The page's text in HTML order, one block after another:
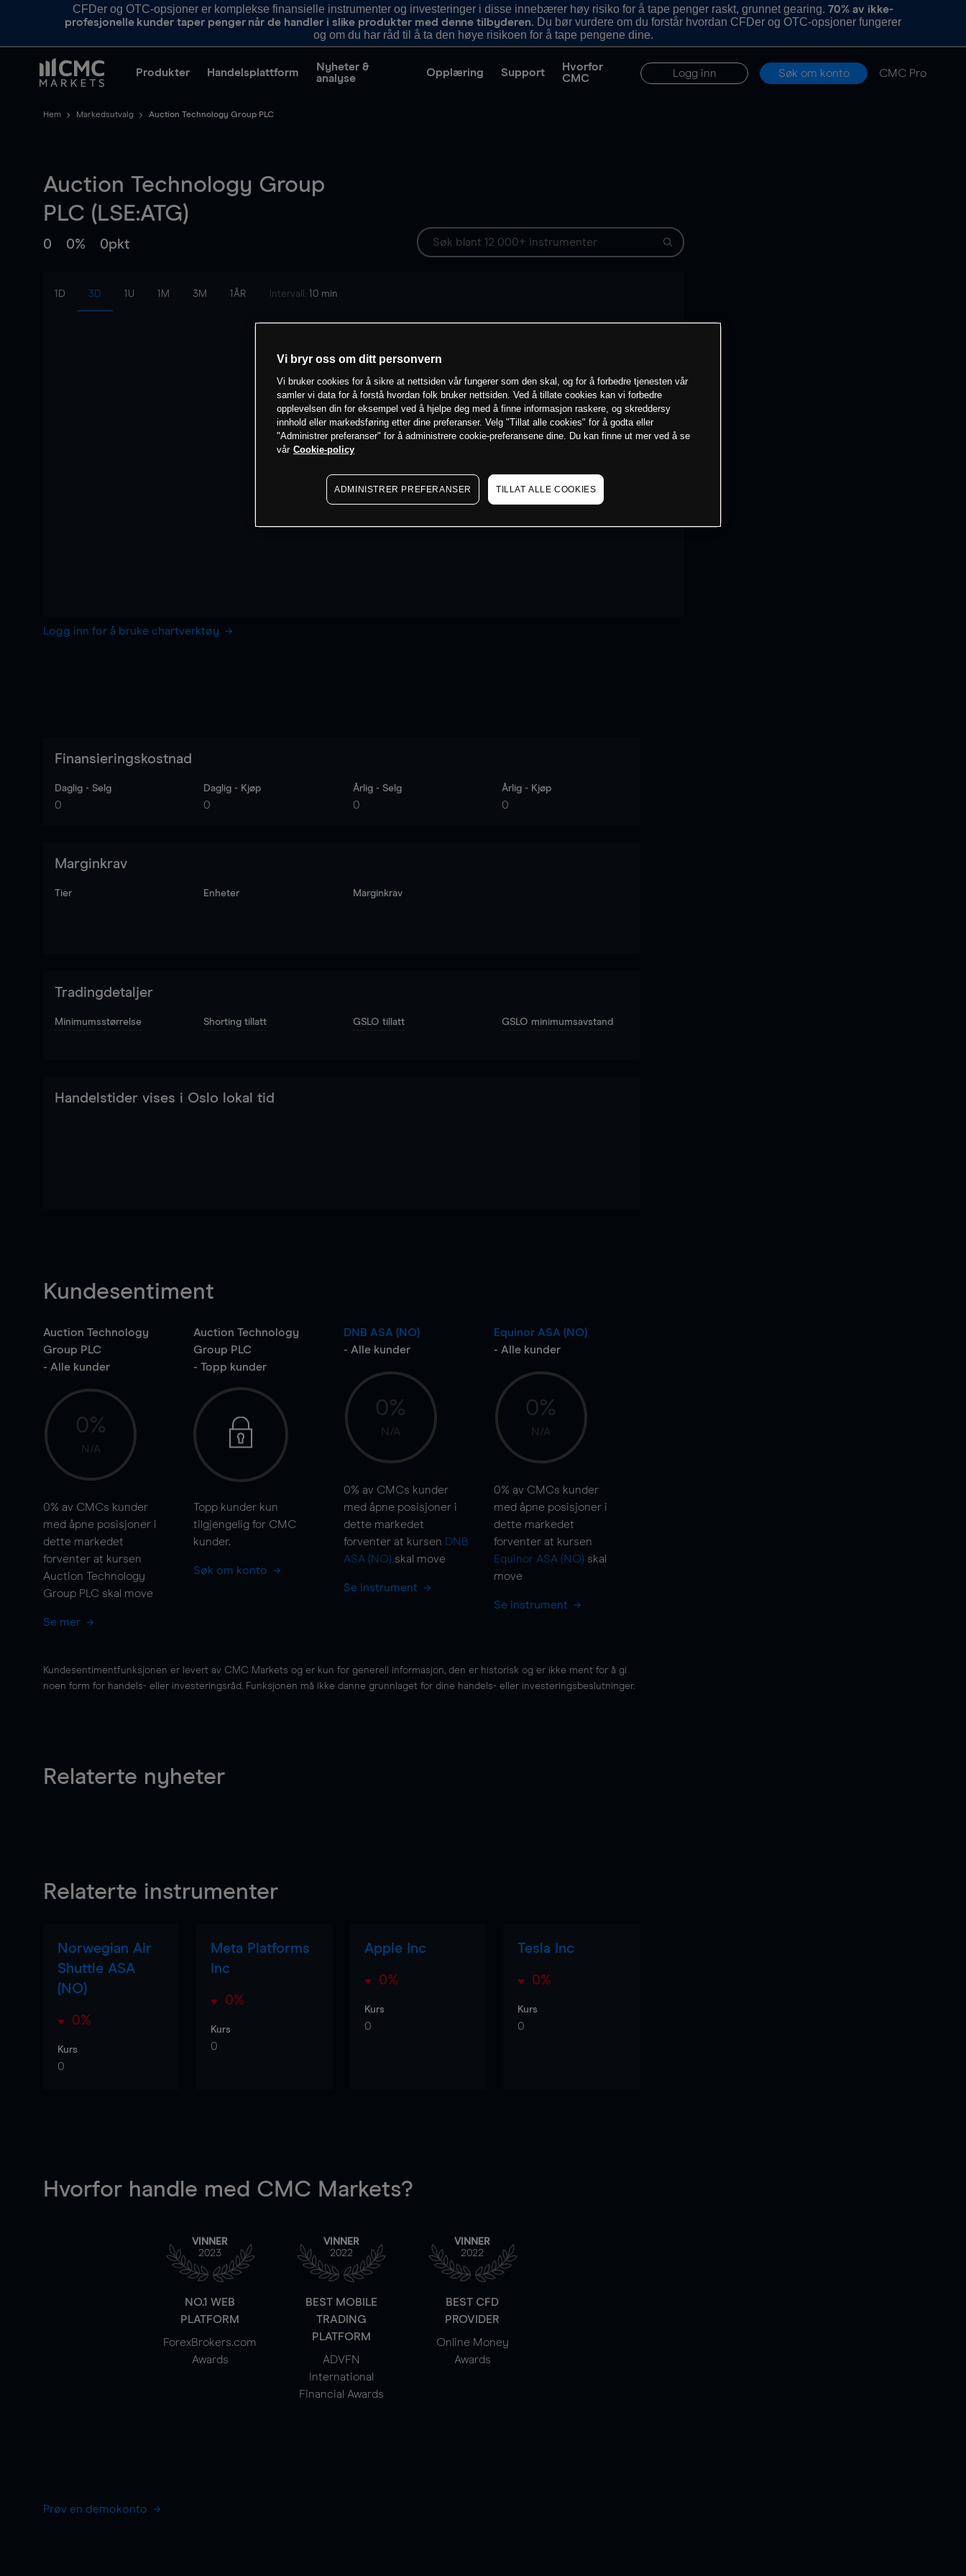
CFDer og OTC-opsjoner er komplekse finansielle instrumenter og investeringer i disse innebærer høy risiko for å tape penger raskt, grunnet gearing.70% av ikke-
profesjonelle kunder taper penger når de handler i slike produkter med denne tilbyderen. Du bør vurdere om du forstår hvordan CFDer og OTC-opsjoner fungerer
og om du har råd til å ta den høye risikoen for å tape pengene dine.
Produkter Handelsplattform
Nyheter &
analyse
Opplæring Support
Hvorfor
CMC
Logg inn Søk om konto CMC Pro
Hem Markedsutvalg Auction Technology Group PLC
Auction Technology Group
PLC (LSE:ATG)
0 0% 0pkt
1D 3D 1U 1M 3M 1ÅR Intervall: 10 min
Logg inn for å bruke chartverktøy
Finansieringskostnad
Daglig - Selg
0
Daglig - Kjøp
0
Årlig - Selg
0
Årlig - Kjøp
0
Marginkrav
Tier Enheter Marginkrav
Tradingdetaljer
Minimumsstørrelse Shorting tillatt GSLO tillatt GSLO minimumsavstand
Handelstider vises i Oslo lokal tid
Kundesentiment
Auction Technology
Group PLC
- Alle kunder
0%
N/A
0% av CMCs kunder
med åpne posisjoner i
dette markedet
forventer at kursen
Auction Technology
Group PLC skal move
Se mer
Auction Technology
Group PLC
- Topp kunder
Topp kunder kun
tilgjengelig for CMC
kunder.
Søk om konto
DNB ASA (NO)
- Alle kunder
0%
N/A
0% av CMCs kunder
med åpne posisjoner i
dette markedet
forventer at kursen DNB
ASA (NO) skal move
Se instrument
Equinor ASA (NO)
- Alle kunder
0%
N/A
0% av CMCs kunder
med åpne posisjoner i
dette markedet
forventer at kursen
Equinor ASA (NO) skal
move
Se instrument
Kundesentimentfunksjonen er levert av CMC Markets og er kun for generell informasjon, den er historisk og er ikke ment for å gi
noen form for handels- eller investeringsråd. Funksjonen må ikke danne grunnlaget for dine handels- eller investeringsbeslutninger.
Relaterte nyheter
Relaterte instrumenter
Norwegian Air
Shuttle ASA
(NO)
0%
Kurs
0
Meta Platforms
Inc
0%
Kurs
0
Apple Inc
0%
Kurs
0
Tesla Inc
0%
Kurs
0
Hvorfor handle med CMC Markets?
VINNER
2023
NO.1 WEB
PLATFORM
ForexBrokers.com
Awards
VINNER
2022
BEST MOBILE
TRADING
PLATFORM
ADVFN
International
Financial Awards
VINNER
2022
BEST CFD
PROVIDER
Online Money
Awards
Prøv en demokonto
Vi bryr oss om ditt personvern
Vi bruker cookies for å sikre at nettsiden vår fungerer som den skal, og for å forbedre tjenesten vår
samler vi data for å forstå hvordan folk bruker nettsiden. Ved å tillate cookies kan vi forbedre
opplevelsen din for eksempel ved å hjelpe deg med å finne informasjon raskere, og skreddersy
innhold eller markedsføring etter dine preferanser. Velg "Tillat alle cookies" for å godta eller
"Administrer preferanser" for å administrere cookie-preferansene dine. Du kan finne ut mer ved å se
vår Cookie-policy
ADMINISTRER PREFERANSER TILLAT ALLE COOKIES